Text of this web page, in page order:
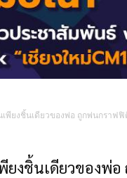
ยงชิ้นเดียวของพ่อ ถูกพ่นกราฟฟิ
ยงชิ้นเดียวของพ่